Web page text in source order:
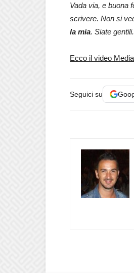
Vada via, e buona
scrivere. Non si
la mia. Siate
Ecco il video
Seguici su